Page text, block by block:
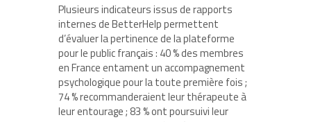
Plusieurs indicateurs issus de rapports
internes de BetterHelp permettent
d’évaluer la pertinence de la plateforme
pour le public français : 40 % des membres
en France entament un accompagnement
psychologique pour la toute première fois ;
74 % recommanderaient leur thérapeute à
leur entourage ; 83 % ont poursuivi leur